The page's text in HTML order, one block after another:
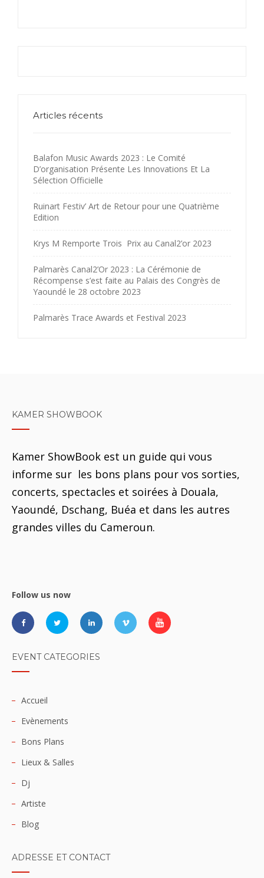
Articles récents
Balafon Music Awards 2023 : Le Comité
D’organisation Présente Les Innovations Et La
Sélection Officielle
Ruinart Festiv’ Art de Retour pour une Quatrième
Edition
Krys M Remporte Trois Prix au Canal2’or 2023
Palmarès Canal2’Or 2023 : La Cérémonie de
Récompense s’est faite au Palais des Congrès de
Yaoundé le 28 octobre 2023
Palmarès Trace Awards et Festival 2023
KAMER SHOWBOOK
Kamer ShowBook est un guide qui vous
informe sur les bons plans pour vos sorties,
concerts, spectacles et soirées à Douala,
Yaoundé, Dschang, Buéa et dans les autres
grandes villes du Cameroun.
Follow us now
EVENT CATEGORIES
Accueil
Evènements
Bons Plans
Lieux & Salles
Dj
Artiste
Blog
ADRESSE ET CONTACT